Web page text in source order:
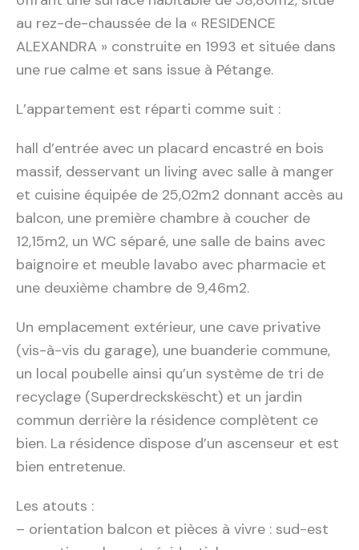
au rez-de-chaussée de la « RESIDENCE
ALEXANDRA » construite en 1993 et située dans
une rue calme et sans issue à Pétange.
L’appartement est réparti comme suit :
hall d’entrée avec un placard encastré en bois
massif, desservant un living avec salle à manger
et cuisine équipée de 25,02m2 donnant accès au
balcon, une première chambre à coucher de
12,15m2, un WC séparé, une salle de bains avec
baignoire et meuble lavabo avec pharmacie et
une deuxième chambre de 9,46m2.
Un emplacement extérieur, une cave privative
(vis-à-vis du garage), une buanderie commune,
un local poubelle ainsi qu’un système de tri de
recyclage (Superdreckskëscht) et un jardin
commun derrière la résidence complètent ce
bien. La résidence dispose d’un ascenseur et est
bien entretenue.
Les atouts :
– orientation balcon et pièces à vivre : sud-est